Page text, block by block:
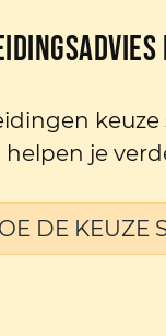
keuze
helpen je
DE KEUZE